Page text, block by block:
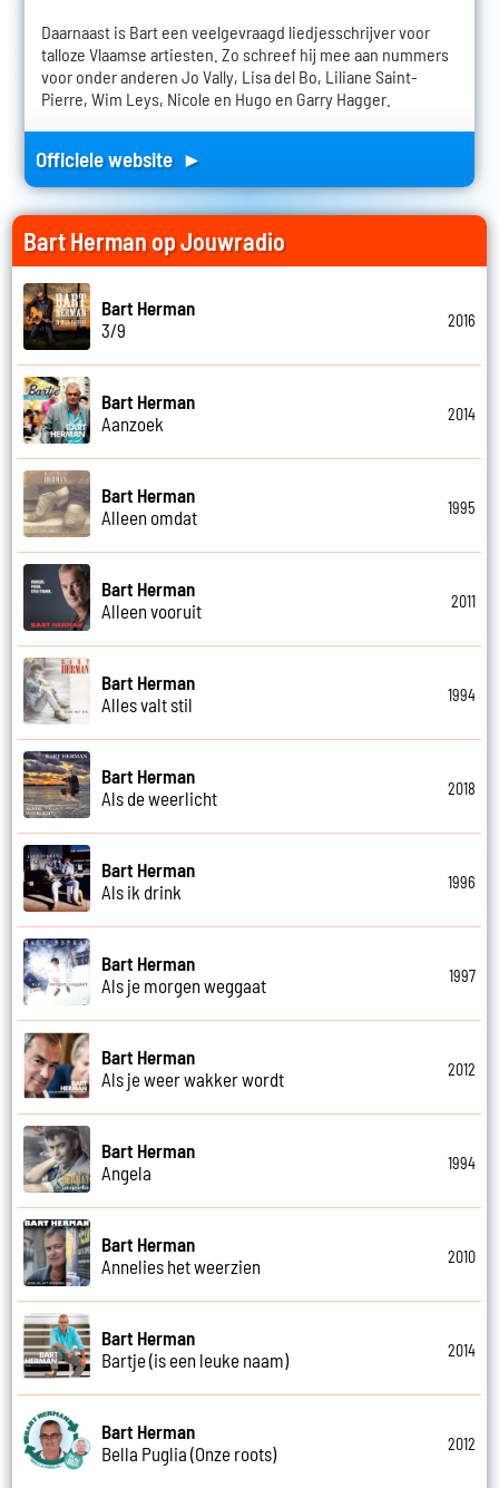
Daarnaast is Bart een veelgevraagd liedjesschrijver voor
talloze Vlaamse artiesten. Zo schreef hij mee aan nummers
voor onder anderen Jo Vally, Lisa del Bo, Liliane Saint-
Pierre, Wim Leys, Nicole en Hugo en Garry Hagger.
Officiele website ►
Bart Herman op Jouwradio
Bart Herman
3/9
2016
Bart Herman
Aanzoek
2014
Bart Herman
Alleen omdat
1995
Bart Herman
Alleen vooruit
2011
Bart Herman
Alles valt stil
1994
Bart Herman
Als de weerlicht
2018
Bart Herman
Als ik drink
1996
Bart Herman
Als je morgen weggaat
1997
Bart Herman
Als je weer wakker wordt
2012
Bart Herman
Angela
1994
Bart Herman
Annelies het weerzien
2010
Bart Herman
Bartje (is een leuke naam)
2014
Bart Herman
Bella Puglia (Onze roots)
2012